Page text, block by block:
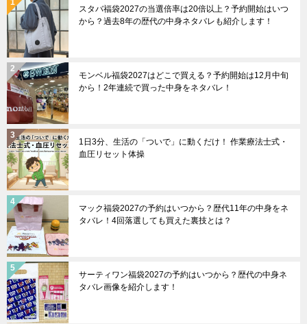
スタバ福袋2027の当選倍率は20倍以上？予約開始はいつ
から？過去8年の歴代の中身ネタバレも紹介します！
モンベル福袋2027はどこで買える？予約開始は12月中旬
から！2年連続で買った中身をネタバレ！
1日3分、生活の「ついで」に動くだけ！ 作業療法士式・
血圧リセット体操
マック福袋2027の予約はいつから？歴代11年の中身をネ
タバレ！4回落選しても買えた裏技とは？
サーティワン福袋2027の予約はいつから？歴代の中身ネ
タバレ画像を紹介します！